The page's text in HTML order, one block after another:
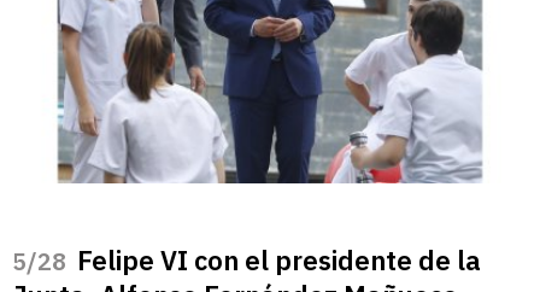
/28 Felipe VI con el presidente de la